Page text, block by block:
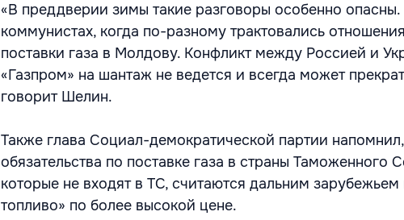
«В преддверии зимы такие разговоры особенно
коммунистах, когда по-разному трактовались
поставки газа в Молдову. Конфликт между Россией и
«Газпром» на шантаж не ведется и всегда может
говорит Шелин.
Также глава Социал-демократической партии
обязательства по поставке газа в страны Таможенного
которые не входят в ТС, считаются дальним
топливо» по более высокой цене.